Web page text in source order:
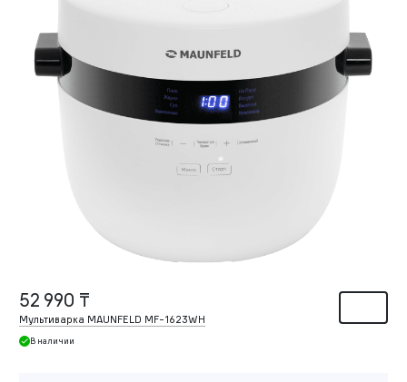
52 990 ₸
Мультиварка MAUNFELD MF-1623WH
В наличии